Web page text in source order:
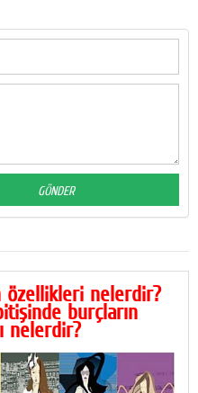
özellikleri nelerdir?
burçların
nelerdir?